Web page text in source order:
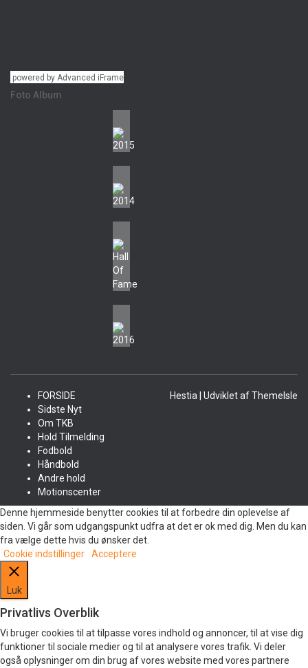
powered by Advanced iFrame
Foto Album
FORSIDE
Sidste Nyt
Om TKB
Hold Tilmelding
Fodbold
Håndbold
Andre hold
Motionscenter
Hestia | Udviklet afThemeIsle
Denne hjemmeside benytter cookies til at forbedre din oplevelse af
siden. Vi går som udgangspunkt udfra at det er ok med dig. Men du kan
fra vælge dette hvis du ønsker det.
Cookie indstillinger
Acceptere
Luk
Privatlivs Overblik
Vi bruger cookies til at tilpasse vores indhold og annoncer, til at vise dig
funktioner til sociale medier og til at analysere vores trafik. Vi deler
også oplysninger om din brug af vores website med vores partnere